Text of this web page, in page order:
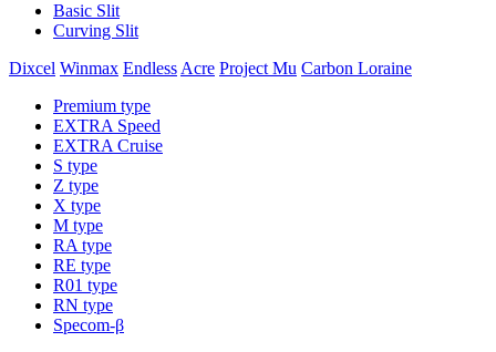
Basic Slit
Curving Slit
Dixcel Winmax Endless Acre Project Mu Carbon Loraine
Premium type
EXTRA Speed
EXTRA Cruise
S type
Z type
X type
M type
RA type
RE type
R01 type
RN type
Specom-β